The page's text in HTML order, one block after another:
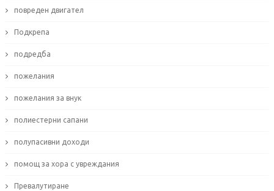
повреден двигател
Подкрепа
подредба
пожелания
пожелания за внук
полиестерни сапани
полупасивни доходи
помощ за хора с увреждания
Превалутиране